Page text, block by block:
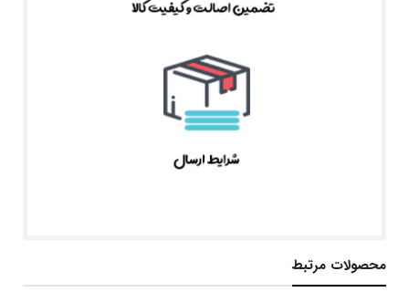
محصولات مرتبط